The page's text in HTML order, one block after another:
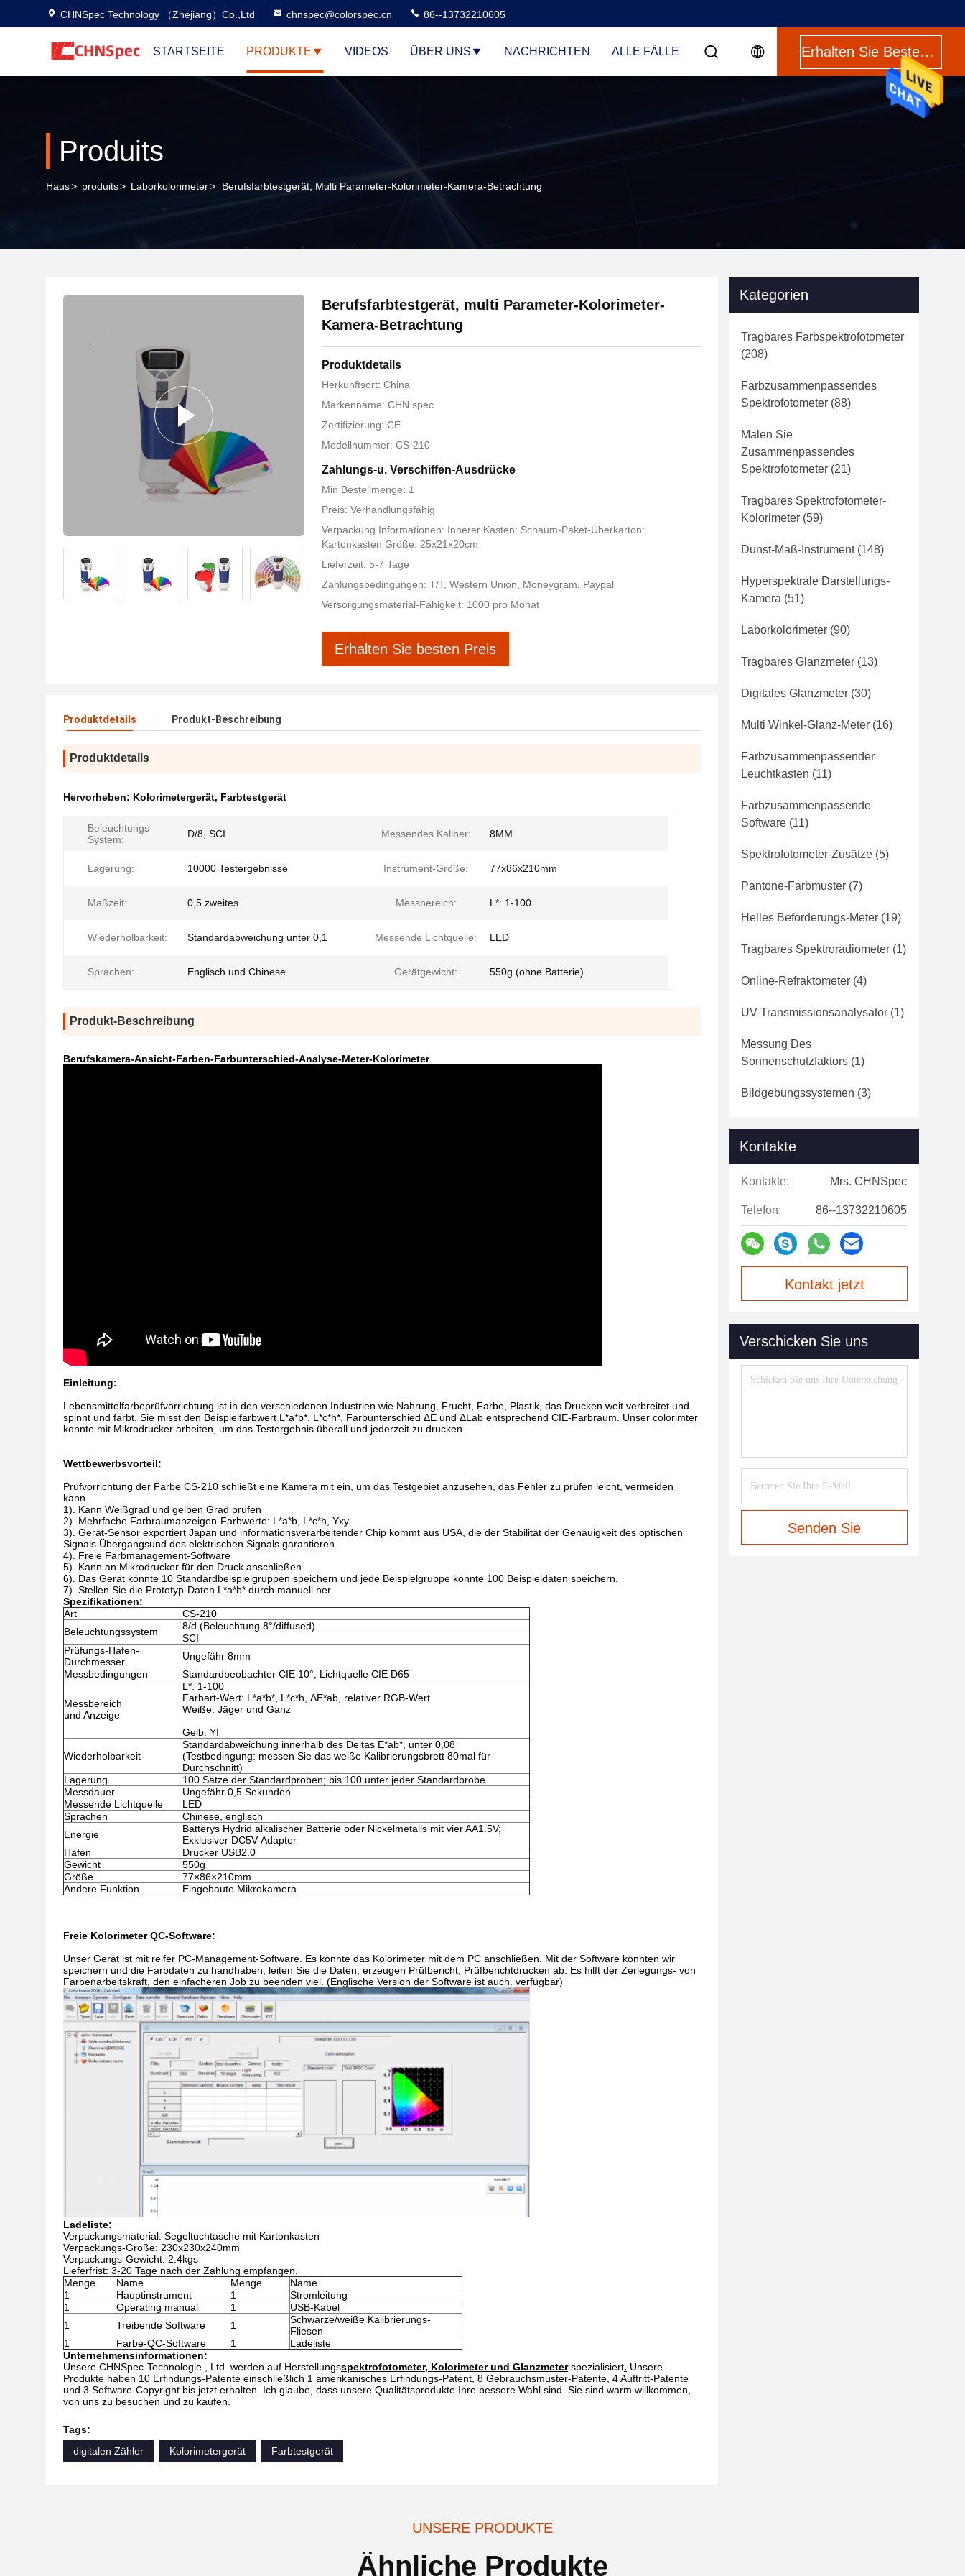
CHNSpec Technology （Zhejiang）Co.,Ltd chnspec@colorspec.cn 86--13732210605
STARTSEITE PRODUKTE VIDEOS ÜBER UNS NACHRICHTEN ALLE FÄLLE Erhalten Sie Besten Preis
Produits
Haus> produits> Laborkolorimeter> Berufsfarbtestgerät, Multi Parameter-Kolorimeter-Kamera-Betrachtung
Berufsfarbtestgerät, multi Parameter-Kolorimeter-
Kamera-Betrachtung
Produktdetails
Herkunftsort: China
Markenname: CHN spec
Zertifizierung: CE
Modellnummer: CS-210
Zahlungs-u. Verschiffen-Ausdrücke
Min Bestellmenge: 1
Preis: Verhandlungsfähig
Verpackung Informationen: Innerer Kasten: Schaum-Paket-Überkarton:
Kartonkasten Größe: 25x21x20cm
Lieferzeit: 5-7 Tage
Zahlungsbedingungen: T/T, Western Union, Moneygram, Paypal
Versorgungsmaterial-Fähigkeit: 1000 pro Monat
Erhalten Sie besten Preis
Produktdetails Produkt-Beschreibung
Produktdetails
Hervorheben: Kolorimetergerät, Farbtestgerät
Beleuchtungs-
System:
D/8, SCI Messendes Kaliber: 8MM
Lagerung: 10000 Testergebnisse Instrument-Größe: 77x86x210mm
Maßzeit: 0,5 zweites Messbereich: L*: 1-100
Wiederholbarkeit: Standardabweichung unter 0,1 Messende Lichtquelle: LED
Sprachen: Englisch und Chinese Gerätgewicht: 550g (ohne Batterie)
Produkt-Beschreibung
Berufskamera-Ansicht-Farben-Farbunterschied-Analyse-Meter-Kolorimeter
Einleitung:
Lebensmittelfarbeprüfvorrichtung ist in den verschiedenen Industrien wie Nahrung, Frucht, Farbe, Plastik, das Drucken weit verbreitet und
spinnt und färbt. Sie misst den Beispielfarbwert L*a*b*, L*c*h*, Farbunterschied ΔE und ΔLab entsprechend CIE-Farbraum. Unser colorimter
konnte mit Mikrodrucker arbeiten, um das Testergebnis überall und jederzeit zu drucken.
Wettbewerbsvorteil:
Prüfvorrichtung der Farbe CS-210 schließt eine Kamera mit ein, um das Testgebiet anzusehen, das Fehler zu prüfen leicht, vermeiden
kann.
1). Kann Weißgrad und gelben Grad prüfen
2). Mehrfache Farbraumanzeigen-Farbwerte: L*a*b, L*c*h, Yxy.
3) . Gerät-Sensor exportiert Japan und informationsverarbeitender Chip kommt aus USA, die der Stabilität der Genauigkeit des optischen
Signals Übergangsund des elektrischen Signals garantieren.
4). Freie Farbmanagement-Software
5).
Kann an Mikrodrucker für den Druck anschließen
6). Das Gerät könnte 10 Standardbeispielgruppen speichern und jede Beispielgruppe könnte 100 Beispieldaten speichern.
7). Stellen Sie die Prototyp-Daten L*a*b* durch manuell her
Spezifikationen:
Art
CS-210
Beleuchtungssystem
8/d (Beleuchtung 8°/diffused)
SCI
Prüfungs-Hafen-
Durchmesser
Ungefähr 8mm
Messbedingungen
Standardbeobachter CIE 10°; Lichtquelle CIE D65
Messbereich
und Anzeige
L*: 1-100
Farbart-Wert: L*a*b*, L*c*h, ΔE*ab, relativer RGB-Wert
Weiße: Jäger und Ganz
Gelb: YI
Wiederholbarkeit
Standardabweichung innerhalb des Deltas E*ab*, unter 0,08
(Testbedingung: messen Sie das weiße Kalibrierungsbrett 80mal für
Durchschnitt)
Lagerung
100 Sätze der Standardproben; bis 100 unter jeder Standardprobe
Messdauer
Ungefähr 0,5 Sekunden
Messende Lichtquelle
LED
Sprachen
Chinese, englisch
Energie
Batterys Hydrid alkalischer Batterie oder Nickelmetalls mit vier AA1.5V;
Exklusiver DC5V-Adapter
Hafen
Drucker USB2.0
Gewicht
550g
Größe
77×86×210mm
Andere Funktion
Eingebaute Mikrokamera
Freie Kolorimeter QC-Software:
Unser Gerät ist mit reifer PC-Management-Software. Es könnte das Kolorimeter mit dem PC anschließen. Mit der Software könnten wir
speichern und die Farbdaten zu handhaben, leiten Sie die Daten, erzeugen Prüfbericht, Prüfberichtdrucken ab. Es hilft der Zerlegungs- von
Farbenarbeitskraft, den einfacheren Job zu beenden viel. (Englische Version der Software ist auch. verfügbar)
Ladeliste:
Verpackungsmaterial: Segeltuchtasche mit Kartonkasten
Verpackungs-Größe: 230x230x240mm
Verpackungs-Gewicht: 2.4kgs
Lieferfrist: 3-20 Tage nach der Zahlung empfangen.
Menge.
Name Menge.
Name
1
Hauptinstrument 1
Stromleitung
1
Operating manual 1
USB-Kabel
1
Treibende Software 1
Schwarze/weiße Kalibrierungs-
Fliesen
1
Farbe-QC-Software 1
Ladeliste
Unternehmensinformationen:
Unsere CHNSpec-Technologie., Ltd. werden auf Herstellungsspektrofotometer, Kolorimeter und Glanzmeter spezialisiert. Unsere
Produkte haben 10 Erfindungs-Patente einschließlich 1 amerikanisches Erfindungs-Patent, 8 Gebrauchsmuster-Patente, 4 Auftritt-Patente
und 3 Software-Copyright bis jetzt erhalten. Ich glaube, dass unsere Qualitätsprodukte Ihre bessere Wahl sind. Sie sind warm willkommen,
von uns zu besuchen und zu kaufen.
Tags:
digitalen Zähler
Kolorimetergerät Farbtestgerät
Kategorien
Tragbares Farbspektrofotometer
(208)
Farbzusammenpassendes
Spektrofotometer (88)
Malen Sie
Zusammenpassendes
Spektrofotometer (21)
Tragbares Spektrofotometer-
Kolorimeter (59)
Dunst-Maß-Instrument(148)
Hyperspektrale Darstellungs-
Kamera (51)
Laborkolorimeter (90)
Tragbares Glanzmeter (13)
Digitales Glanzmeter (30)
Multi Winkel-Glanz-Meter (16)
Farbzusammenpassender
Leuchtkasten (11)
Farbzusammenpassende
Software (11)
Spektrofotometer-Zusätze (5)
Pantone-Farbmuster (7)
Helles Beförderungs-Meter (19)
Tragbares Spektroradiometer (1)
Online-Refraktometer (4)
UV-Transmissionsanalysator (1)
Messung Des
Sonnenschutzfaktors (1)
Bildgebungssystemen (3)
Kontakte
Kontakte: Mrs. CHNSpec
Telefon: 86--13732210605
Kontakt jetzt
Verschicken Sie uns
Senden Sie
UNSERE PRODUKTE
Ähnliche Produkte